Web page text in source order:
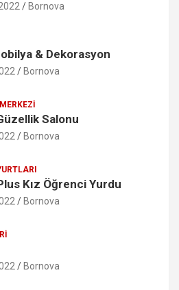
Bornova
& Dekorasyon
Bornova
Salonu
Bornova
Kız Öğrenci Yurdu
Bornova
Bornova